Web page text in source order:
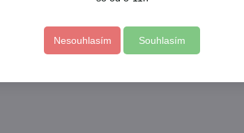
kůže, tenkého plechu, vinylu, apod.)
poranění
Nesouhlasím Souhlasím